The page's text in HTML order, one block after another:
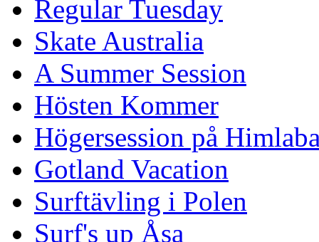
Regular Tuesday
Skate Australia
A Summer Session
Hösten Kommer
Högersession på
Gotland Vacation
Surftävling i Polen
Surf's up Åsa